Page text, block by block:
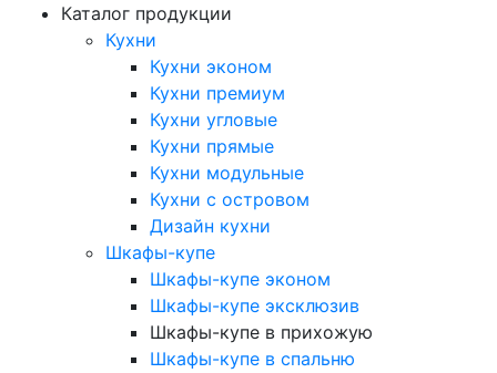
Каталог продукции
Кухни
Кухни эконом
Кухни премиум
Кухни угловые
Кухни прямые
Кухни модульные
Кухни с островом
Дизайн кухни
Шкафы-купе
Шкафы-купе эконом
Шкафы-купе эксклюзив
Шкафы-купе в прихожую
Шкафы-купе в спальню